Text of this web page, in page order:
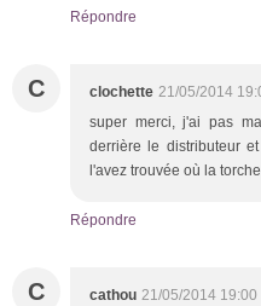
Répondre
C clochette 21/05/2014
super merci, j'ai pas
derrière le distributeur
l'avez trouvée où la
Répondre
C cathou 21/05/2014 19:00